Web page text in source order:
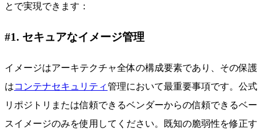
とで実現できます：
#1. セキュアなイメージ管理
イメージはアーキテクチャ全体の構成要素であり、その保護
はコンテナセキュリティ管理において最重要事項です。公式
リポジトリまたは信頼できるベンダーからの信頼できるベー
スイメージのみを使用してください。既知の脆弱性を修正す